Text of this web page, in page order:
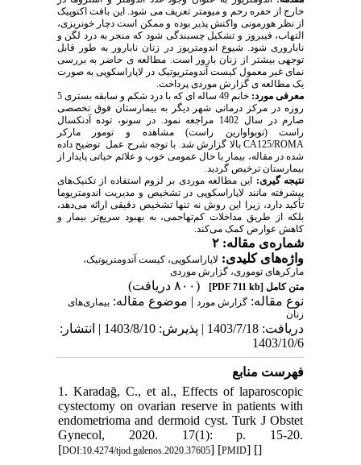
خارج از حفره رحم و میومتر تعریف می شود. این بافت اکتوپیک
از نظر هورمونی واکنش پذیر بوده و ممکن است دچار خونریزی،
التهاب، فیبروز و تشکیل چسبندگی شود که منجر به درد لگن و
ناباروری شود. شیوع اندومتریوز در زنان نابارور به طور قابل
توجهی بیشتر از زنان بارور است. مطالعه ی حاضر به بررسی
نمای غیر معمول کیست آندومتریوتیک در لاپاراسکوپی به صورت
یک مطالعه ی گزارش موردی پرداخت.
معرفی مورد:
خانم 49 ساله ای که با درد شکم و سابقه بستری 5
روزه در مرکز درمانی شهر دیگر به بیمارستان فوق تخصصی
صارم در سال 1402 مراجعه نمود. در سونو، توده آدنکسال
راست (توبواوارین راست) مشاهده و تومور مارکر
CA125/ROMAبالا گزارش شد. با توجه شرح عمل توضیح داده
شده در مقاله، بیمار با حال عمومی خوب و علائم حیاتی پایدار از
بیمارستان ترخیص گردید.
نتیجه گیری: این مطالعه موردی بر لزوم استفاده از تکنیک‌های
پیشرفته مانند لاپاراسکوپی در تشخیص و مدیریت اندومتریوما
تأکید دارد، زیرا این روش نه تنها تشخیص دقیقی ارائه می‌دهد،
بلکه از طریق مداخلات کم‌تهاجمی، به بهبود سریع‌تر بیمار و
کاهش عوارض کمک می‌کند.
شماره‌ی مقاله: ۲
واژه‌های کلیدی: لاپاراسکوپی، کیست آندومتریوتیک،
مارکرهای توموری، گزارش موردی
متن کامل [PDF 711 kb]
(۸۰۰ دریافت)
نوع مقاله: گزارش مورد | موضوع مقاله: بيماری‌های
زنان
دریافت: 1403/7/18 | پذیرش: 1403/8/10 | انتشار:
1403/10/6
فهرست منابع
1. Karadağ, C., et al., Effects of laparoscopic
cystectomy on ovarian reserve in patients with
endometrioma and dermoid cyst. Turk J Obstet
Gynecol, 2020. 17(1): p. 15-20.
[DOI:10.4274/tjod.galenos.2020.37605] [PMID] []